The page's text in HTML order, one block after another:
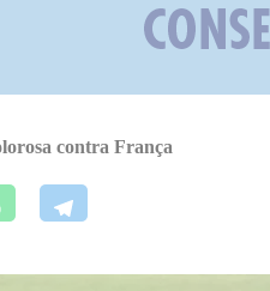
contra França